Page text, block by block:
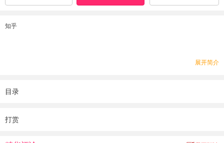
知乎
展开简介
目录
打赏